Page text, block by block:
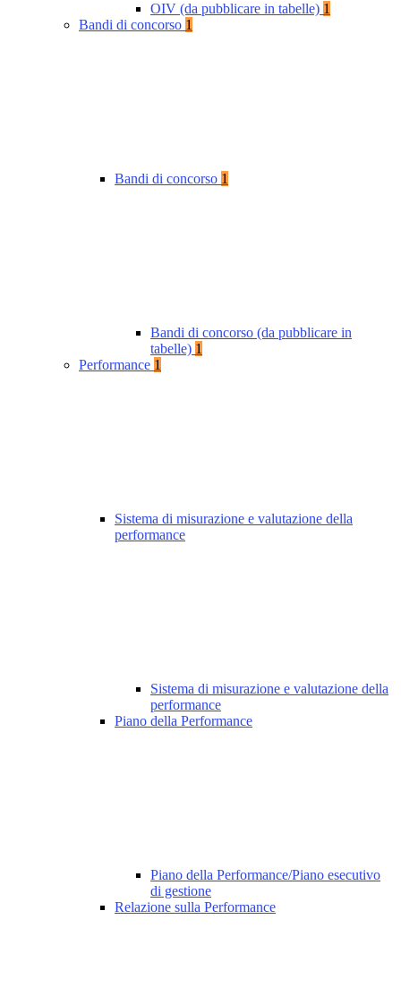
OIV (da pubblicare in tabelle) 1
Bandi di concorso 1
Bandi di concorso 1
Bandi di concorso (da pubblicare in
tabelle) 1
Performance 1
Sistema di misurazione e valutazione della
performance
Sistema di misurazione e valutazione della
performance
Piano della Performance
Piano della Performance/Piano esecutivo
di gestione
Relazione sulla Performance